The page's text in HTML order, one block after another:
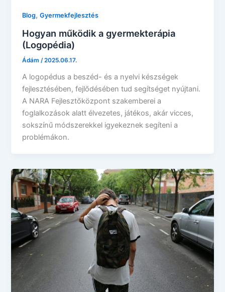
Blog,Gyermekfejlesztés
Hogyan működik a gyermekterápia
(Logopédia)
Ádám /2025.06.17.
A logopédus a beszéd- és a nyelvi készségek
fejlesztésében, fejlődésében tud segítséget nyújtani.
A NARA Fejlesztőközpont szakemberei a
foglalkozások alatt élvezetes, játékos, akár vicces,
sokszínű módszerekkel igyekeznek segíteni a
problémákon.